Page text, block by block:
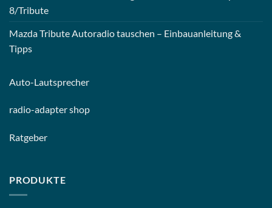
8/Tribute
Mazda Tribute Autoradio tauschen – Einbauanleitung &
Tipps
Auto-Lautsprecher
radio-adapter shop
Ratgeber
PRODUKTE